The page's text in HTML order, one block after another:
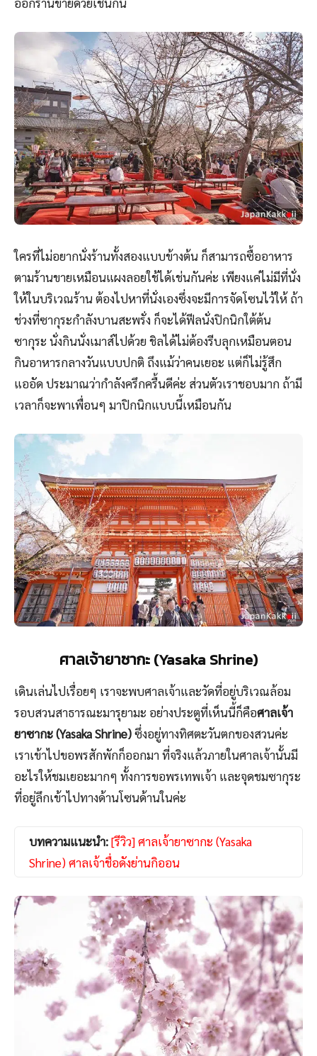
ใครที่ไม่อยากนั่งร้านทั้งสองแบบข้างต้น ก็สามารถซื้ออาหาร
ตามร้านขายเหมือนแผงลอยใช้ได้เช่นกันค่ะ เพียงแค่ไม่มีที่นั่ง
ให้ในบริเวณร้าน ต้องไปหาที่นั่งเองซึ่งจะมีการจัดโซนไว้ให้ ถ้า
ช่วงที่ซากุระกำลังบานสะพรั่ง ก็จะได้ฟีลนั่งปิกนิกใต้ต้น
ซากุระ นั่งกินนั่งเมาส์ไปด้วย ชิลได้ไม่ต้องรีบลุกเหมือนตอน
กินอาหารกลางวันแบบปกติ ถึงแม้ว่าคนเยอะ แต่ก็ไม่รู้สึก
แออัด ประมาณว่ากำลังครึกครื้นดีค่ะ ส่วนตัวเราชอบมาก ถ้ามี
เวลาก็จะพาเพื่อนๆ มาปิกนิกแบบนี้เหมือนกัน
ศาลเจ้ายาซากะ (Yasaka Shrine)
เดินเล่นไปเรื่อยๆ เราจะพบศาลเจ้าและวัดที่อยู่บริเวณล้อม
รอบสวนสาธารณะมารุยามะ อย่างประตูที่เห็นนี้ก็คือศาลเจ้า
ยาซากะ (Yasaka Shrine)ซึ่งอยู่ทางทิศตะวันตกของสวนค่ะ
เราเข้าไปขอพรสักพักก็ออกมา ที่จริงแล้วภายในศาลเจ้านั้นมี
อะไรให้ชมเยอะมากๆ ทั้งการขอพรเทพเจ้า และจุดชมซากุระ
ที่อยู่ลึกเข้าไปทางด้านโซนด้านในค่ะ
บทความแนะนำ:[รีวิว] ศาลเจ้ายาซากะ (Yasaka
Shrine) ศาลเจ้าชื่อดังย่านกิออน